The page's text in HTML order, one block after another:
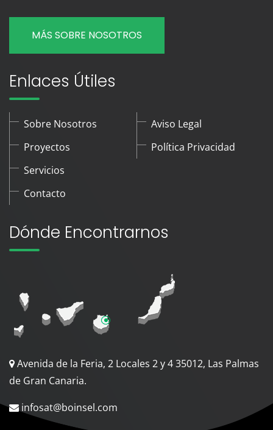
MÁS SOBRE NOSOTROS
Enlaces Útiles
Sobre Nosotros
Proyectos
Servicios
Contacto
Aviso Legal
Política Privacidad
Dónde Encontrarnos
Avenida de la Feria, 2 Locales 2 y 4 35012, Las Palmas
de Gran Canaria.
infosat@boinsel.com